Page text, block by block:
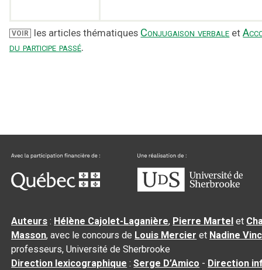
VOIR les articles thématiques Conjugaison verbale et
du participe passé.
Auteurs : Hélène Cajolet-Laganière, Pierre Martel et
Masson, avec le concours de Louis Mercier et Nadine
professeurs, Université de Sherbrooke
Direction lexicographique :Serge D’Amico - Direction